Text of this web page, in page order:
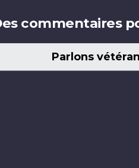
commentaires
Parlons